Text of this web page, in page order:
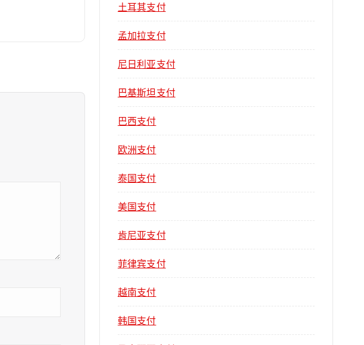
土耳其支付
孟加拉支付
尼日利亚支付
巴基斯坦支付
巴西支付
欧洲支付
泰国支付
美国支付
肯尼亚支付
菲律宾支付
越南支付
韩国支付